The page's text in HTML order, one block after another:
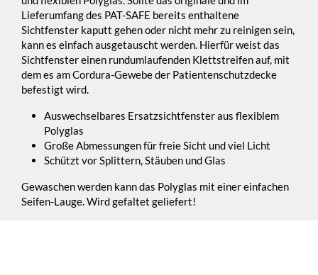
Lieferumfang des PAT-SAFE bereits enthaltene
Sichtfenster kaputt gehen oder nicht mehr zu reinigen sein,
kann es einfach ausgetauscht werden. Hierfür weist das
Sichtfenster einen rundumlaufenden Klettstreifen auf, mit
dem es am Cordura-Gewebe der Patientenschutzdecke
befestigt wird.
Auswechselbares Ersatzsichtfenster aus flexiblem
Polyglas
Große Abmessungen für freie Sicht und viel Licht
Schützt vor Splittern, Stäuben und Glas
Gewaschen werden kann das Polyglas mit einer einfachen
Seifen-Lauge. Wird gefaltet geliefert!